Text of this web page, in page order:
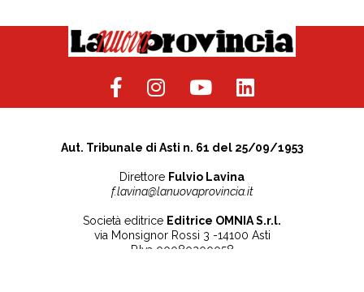
Aut. Tribunale di Asti n. 61 del 25/09/1953
Direttore Fulvio Lavina
f.lavina@lanuovaprovincia.it
Società editrice Editrice OMNIA S.r.l.
via Monsignor Rossi 3 -14100 Asti
P.Iva 00080200058